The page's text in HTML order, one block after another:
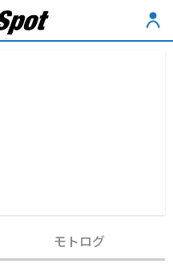
モトログ